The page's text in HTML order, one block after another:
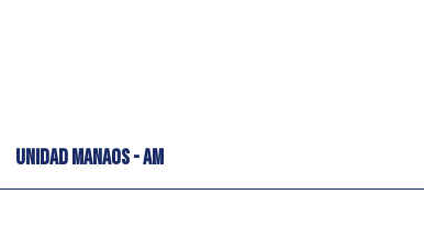
UNIDAD MANAOS - AM